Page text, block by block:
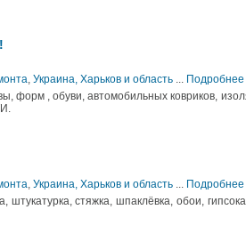
, Украина, Харьков и область ... Подробнее
, обуви, автомобильных ковриков,
, Украина, Харьков и область ... Подробнее
стяжка, шпаклёвка, обои,